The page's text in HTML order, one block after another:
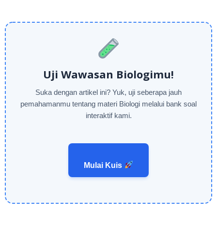
Uji Wawasan Biologimu!
Suka dengan artikel ini? Yuk, uji seberapa jauh
pemahamanmu tentang materi Biologi melalui bank soal
interaktif kami.
Mulai Kuis